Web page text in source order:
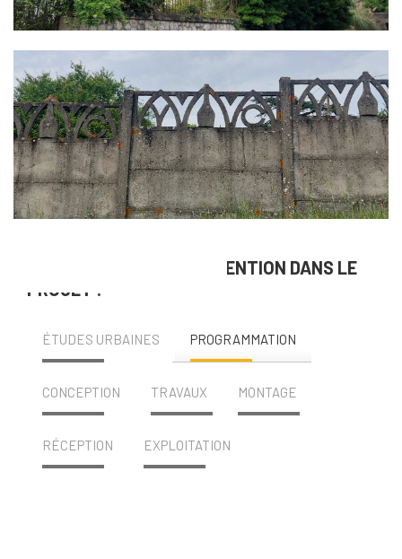
NOS DOMAINES D’INTERVENTION DANS LE
PROJET :
ÉTUDES URBAINES PROGRAMMATION
CONCEPTION TRAVAUX MONTAGE
RÉCEPTION EXPLOITATION